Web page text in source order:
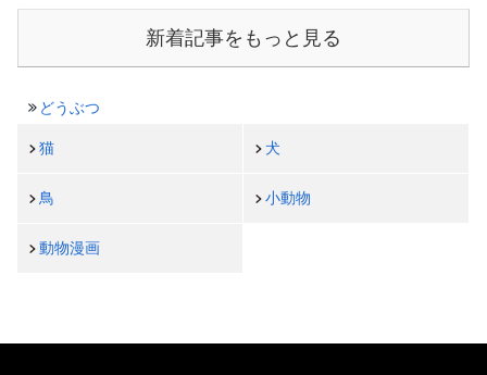
新着記事をもっと見る
どうぶつ
猫 犬
鳥 小動物
動物漫画